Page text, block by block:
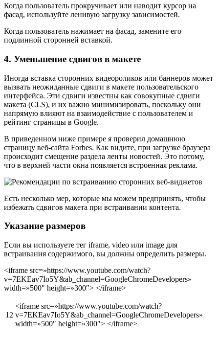
Когда пользователь прокручивает или наводит курсор на
фасад, используйте ленивую загрузку зависимостей.
Когда пользователь нажимает на фасад, замените его
подлинной сторонней вставкой.
4. Уменьшение сдвигов в макете
Иногда вставка сторонних видеороликов или баннеров может
вызвать неожиданные сдвиги в макете пользовательского
интерфейса. Эти сдвиги известны как совокупные сдвиги
макета (CLS), и их важно минимизировать, поскольку они
напрямую влияют на взаимодействие с пользователем и
рейтинг страницы в Google.
В приведенном ниже примере я проверил домашнюю
страницу веб-сайта Forbes. Как видите, при загрузке браузера
происходит смещение раздела ленты новостей. Это потому,
что в верхней части окна появляется встроенная реклама.
Есть несколько мер, которые мы можем предпринять, чтобы
избежать сдвигов макета при встраивании контента.
Указание размеров
Если вы используете тег iframe, video или image для
встраивания содержимого, вы должны определить размеры.
<iframe src=»https://www.youtube.com/watch?
v=7EKEav7Io5Y&ab_channel=GoogleChromeDevelopers»
width=»500″ height=»300″> </iframe>
12
<iframe src=»https://www.youtube.com/watch?
v=7EKEav7Io5Y&ab_channel=GoogleChromeDevelopers»
width=»500″ height=»300″> </iframe>